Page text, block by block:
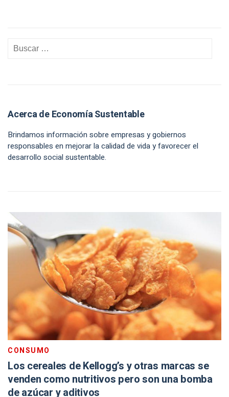
Acerca de Economía Sustentable
Brindamos información sobre empresas y gobiernos
responsables en mejorar la calidad de vida y favorecer el
desarrollo social sustentable.
CONSUMO
Los cereales de Kellogg’s y otras marcas se
venden como nutritivos pero son una bomba
de azúcar y aditivos